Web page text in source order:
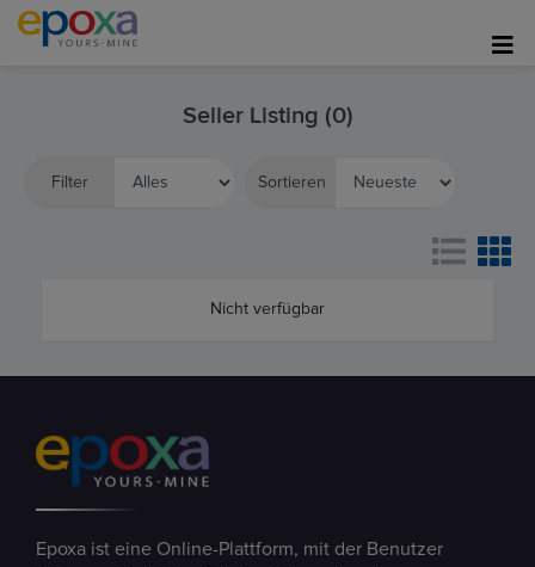
Seller Listing (0)
Filter Sortieren
Nicht verfügbar
Epoxa ist eine Online-Plattform, mit der Benutzer